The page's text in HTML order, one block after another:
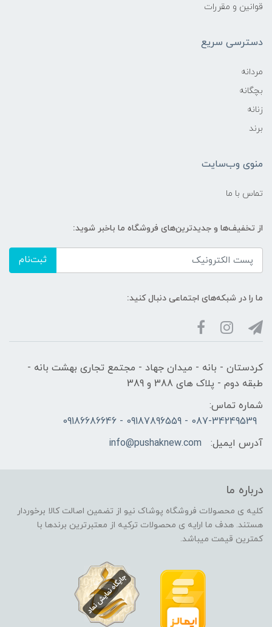
قوانین و مقررات
دسترسی سریع
مردانه
بچگانه
زنانه
برند
منوی وب‌سایت
تماس با ما
از تخفیف‌ها و جدیدترین‌های فروشگاه ما باخبر شوید:
ثبت‌نام
ما را در شبکه‌های اجتماعی دنبال کنید:
کردستان - بانه - میدان جهاد - مجتمع تجاری بهشت بانه -
طبقه دوم - پلاک های 388 و 389
شماره تماس:
087-34249539 - 09187896559 - 09186686646
آدرس ایمیل:
info@pushaknew.com
درباره ما
کلیه ی محصولات فروشگاه پوشاک نیو از تضمین اصالت کالا برخوردار
هستند. هدف ما ارایه ی محصولات ترکیه از معتبرترین برندها با
کمترین قیمت میباشد.